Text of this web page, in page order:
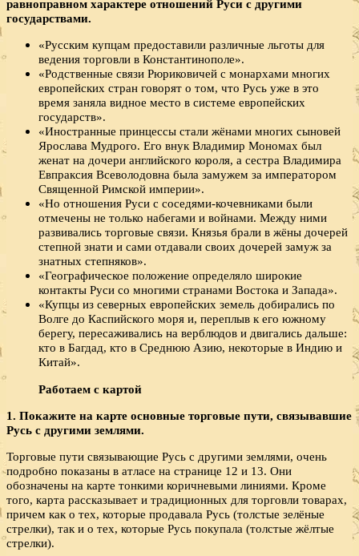
равноправном характере отношений Руси с другими
государствами.
«Русским купцам предоставили различные льготы для
ведения торговли в Константинополе».
«Родственные связи Рюриковичей с монархами многих
европейских стран говорят о том, что Русь уже в это
время заняла видное место в системе европейских
государств».
«Иностранные принцессы стали жёнами многих сыновей
Ярослава Мудрого. Его внук Владимир Мономах был
женат на дочери английского короля, а сестра Владимира
Евпраксия Всеволодовна была замужем за императором
Священной Римской империи».
«Но отношения Руси с соседями-кочевниками были
отмечены не только набегами и войнами. Между ними
развивались торговые связи. Князья брали в жёны дочерей
степной знати и сами отдавали своих дочерей замуж за
знатных степняков».
«Географическое положение определяло широкие
контакты Руси со многими странами Востока и Запада».
«Купцы из северных европейских земель добирались по
Волге до Каспийского моря и, переплыв к его южному
берегу, пересаживались на верблюдов и двигались дальше:
кто в Багдад, кто в Среднюю Азию, некоторые в Индию и
Китай».
Работаем с картой
1. Покажите на карте основные торговые пути, связывавшие
Русь с другими землями.
Торговые пути связывающие Русь с другими землями, очень
подробно показаны в атласе на странице 12 и 13. Они
обозначены на карте тонкими коричневыми линиями. Кроме
того, карта рассказывает и традиционных для торговли товарах,
причем как о тех, которые продавала Русь (толстые зелёные
стрелки), так и о тех, которые Русь покупала (толстые жёлтые
стрелки).